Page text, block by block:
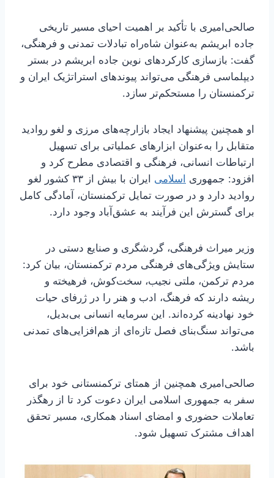
صالحی‌امیری با تأکید بر اهمیت احیای مسیر تاریخی
جاده ابریشم به‌عنوان شاه‌راه تبادلات تمدنی و فرهنگی،
گفت: بازسازی کارکردهای نوین جاده ابریشم در بستر
دیپلماسی فرهنگی می‌تواند پیوندهای استراتژیک ایران و
ترکمنستان را مستحکم‌تر سازد.
او همچنین پیشنهاد ایجاد بازارچه‌های مرزی و لغو روادید
متقابل را به‌عنوان ابزارهای عملیاتی برای تسهیل
ارتباطات انسانی، فرهنگی و اقتصادی مطرح کرد و
افزود: جمهوری اسلامی
ایران با بیش از ۳۳ کشور لغو
روادید دارد و در صورت تمایل ترکمنستان، آمادگی کامل
برای گسترش این فرآیند به عشق‌آباد وجود دارد.
وزیر میراث فرهنگی، گردشگری و صنایع دستی در
ستایش ویژگی‌های فرهنگی مردم ترکمنستان، بیان کرد:
مردم ترکمن، ملتی نجیب، سخت‌کوش، فرهیخته و
ریشه‌ دارند که فرهنگ، ادب و هنر را در ژرفای حیات
خود نهادینه کرده‌اند. این سرمایه انسانی بی‌بدیل،
می‌تواند سنگ‌بنای فصل تازه‌ای از هم‌افزایی‌های تمدنی
باشد.
صالحی‌امیری همچنین از همتای ترکمنستانی خود برای
سفر به جمهوری اسلامی ایران دعوت کرد تا از رهگذر
تعاملات حضوری و امضای اسناد همکاری، مسیر تحقق
اهداف مشترک تسهیل شود.